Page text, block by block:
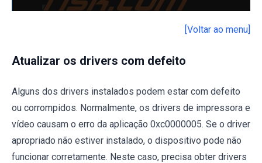
[Voltar ao menu]
Atualizar os drivers com defeito
Alguns dos drivers instalados podem estar com defeito
ou corrompidos. Normalmente, os drivers de impressora e
vídeo causam o erro da aplicação 0xc0000005. Se o driver
apropriado não estiver instalado, o dispositivo pode não
funcionar corretamente. Neste caso, precisa obter drivers